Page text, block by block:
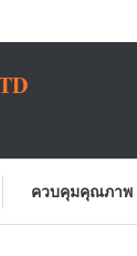
ควบคุมคุณภาพ